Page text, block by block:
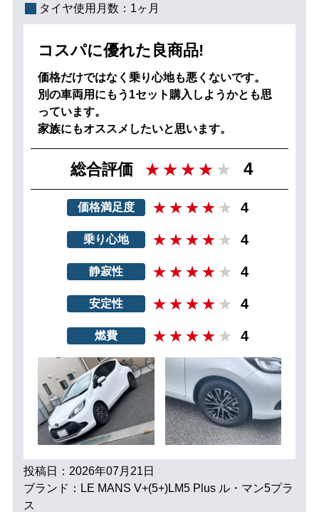
タイヤ使用月数： 1ヶ月
コスパに優れた良商品!
価格だけではなく乗り心地も悪くないです。
別の車両用にもう1セット購入しようかとも思
っています。
家族にもオススメしたいと思います。
総合評価 4
価格満足度 4
乗り心地 4
静寂性 4
安定性 4
燃費 4
投稿日：2026年07月21日
ブランド：LE MANS V+(5+)LM5 Plus ル・マン5プラ
ス